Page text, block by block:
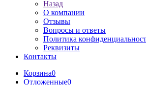
Назад
О компании
Отзывы
Вопросы и ответы
Политика
Реквизиты
Контакты
Корзина0
Отложенные0